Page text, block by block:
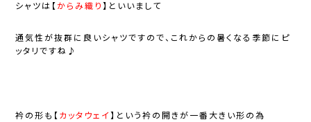
シャツは【 からみ織り】といいまして
通気性が抜群に良いシャツですので、これからの暑くなる季節にピ
ッタリですね♪
衿の形も【 カッタウェイ 】という衿の開きが一番大きい形の為